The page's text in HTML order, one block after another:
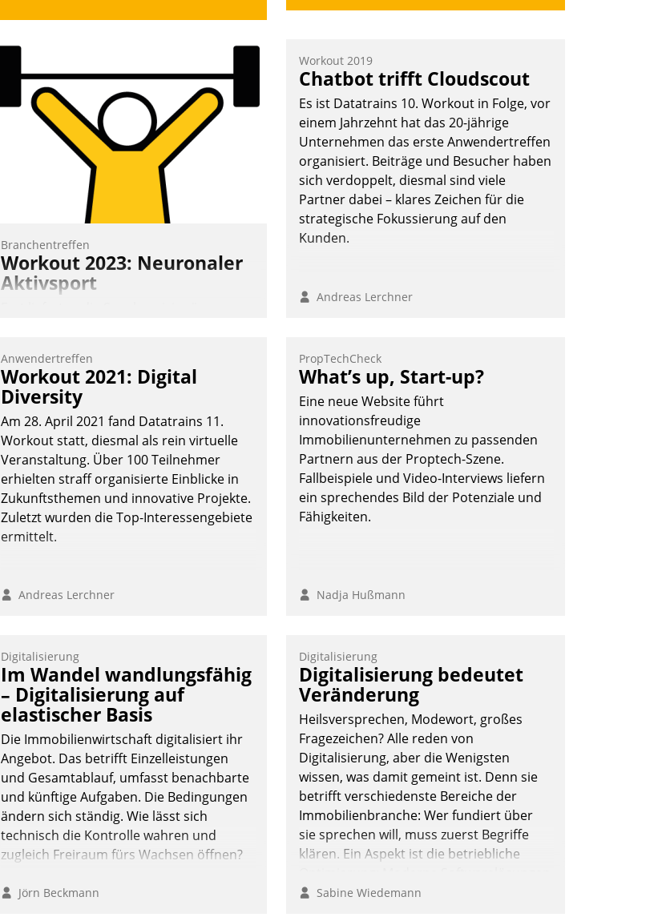
Branchentreffen
Workout 2023: Neuronaler
Aktivsport
Vernetzungsideen fürs Quartier.
Dazwischen zeigte Datatrain, was es
Neues zu bieten hat.
Nadja Hußmann
Workout 2019
Chatbot trifft Cloudscout
Es ist Datatrains 10. Workout in Folge, vor
einem Jahrzehnt hat das 20-jährige
Unternehmen das erste Anwendertreffen
organisiert. Beiträge und Besucher haben
sich verdoppelt, diesmal sind viele
Partner dabei – klares Zeichen für die
strategische Fokussierung auf den
Kunden.
Andreas Lerchner
Anwendertreffen
Workout 2021: Digital
Diversity
Am 28. April 2021 fand Datatrains 11.
Workout statt, diesmal als rein virtuelle
Veranstaltung. Über 100 Teilnehmer
erhielten straff organisierte Einblicke in
Zukunftsthemen und innovative Projekte.
Zuletzt wurden die Top-Interessengebiete
ermittelt.
Andreas Lerchner
PropTechCheck
What’s up, Start-up?
Eine neue Website führt
innovationsfreudige
Immobilienunternehmen zu passenden
Partnern aus der Proptech-Szene.
Fallbeispiele und Video-Interviews liefern
ein sprechendes Bild der Potenziale und
Fähigkeiten.
Nadja Hußmann
Digitalisierung
Im Wandel wandlungsfähig
– Digitalisierung auf
elastischer Basis
Die Immobilienwirtschaft digitalisiert ihr
Angebot. Das betrifft Einzelleistungen
und Gesamtablauf, umfasst benachbarte
und künftige Aufgaben. Die Bedingungen
ändern sich ständig. Wie lässt sich
technisch die Kontrolle wahren und
zugleich Freiraum fürs Wachsen öffnen?
Jörn Beckmann
Digitalisierung
Digitalisierung bedeutet
Veränderung
Heilsversprechen, Modewort, großes
Fragezeichen? Alle reden von
Digitalisierung, aber die Wenigsten
wissen, was damit gemeint ist. Denn sie
betrifft verschiedenste Bereiche der
Immobilienbranche: Wer fundiert über
sie sprechen will, muss zuerst Begriffe
klären. Ein Aspekt ist die betriebliche
ermöglichen große Einsparungen durch
Sabine Wiedemann